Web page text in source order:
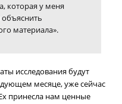
которая у меня
объяснить
материала».
исследования будут
месяце, уже сейчас
принесла нам ценные